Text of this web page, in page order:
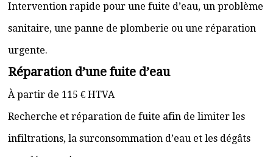
Intervention rapide pour une fuite d’eau, un problème
sanitaire, une panne de plomberie ou une réparation
urgente.
Réparation d’une fuite d’eau
À partir de 115 € HTVA
Recherche et réparation de fuite afin de limiter les
infiltrations, la surconsommation d’eau et les dégâts